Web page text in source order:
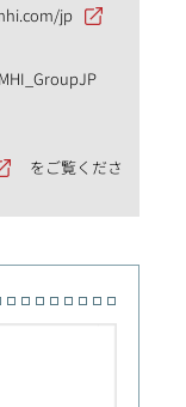
jp
をご覧くださ